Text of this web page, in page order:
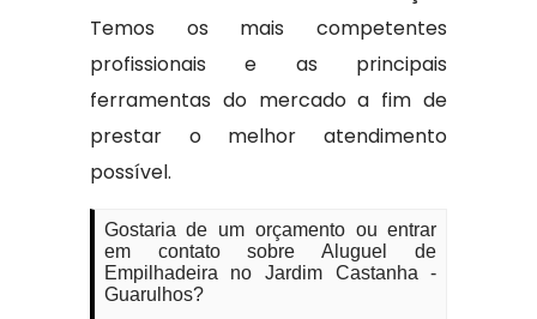
Temos os mais competentes
profissionais e as principais
ferramentas do mercado a fim de
prestar o melhor atendimento
possível.
Gostaria de um orçamento ou entrar
em contato sobre Aluguel de
Empilhadeira no Jardim Castanha -
Guarulhos?